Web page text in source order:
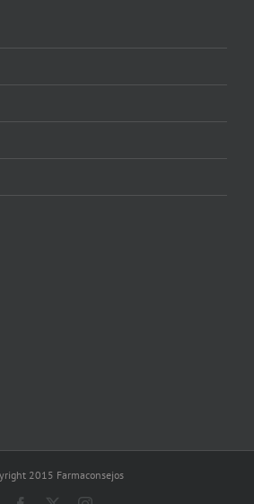
2015 Farmaconsejos